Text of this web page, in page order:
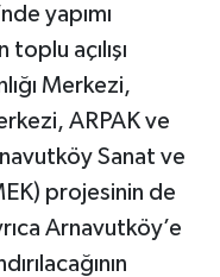
yapımı
açılışı
Merkezi,
ARPAK ve
Sanat ve
projesinin de
Arnavutköy’e